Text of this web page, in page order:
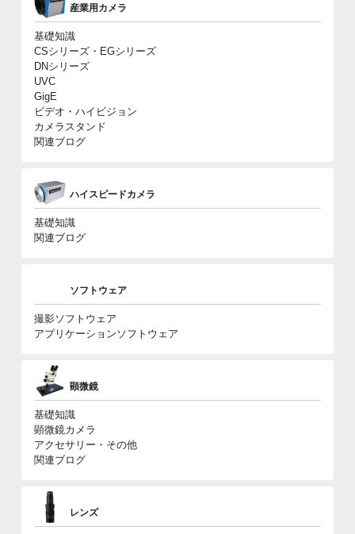
産業用カメラ
基礎知識
CSシリーズ・EGシリーズ
DNシリーズ
UVC
GigE
ビデオ・ハイビジョン
カメラスタンド
関連ブログ
ハイスピードカメラ
基礎知識
関連ブログ
ソフトウェア
撮影ソフトウェア
アプリケーションソフトウェア
顕微鏡
基礎知識
顕微鏡カメラ
アクセサリー・その他
関連ブログ
レンズ